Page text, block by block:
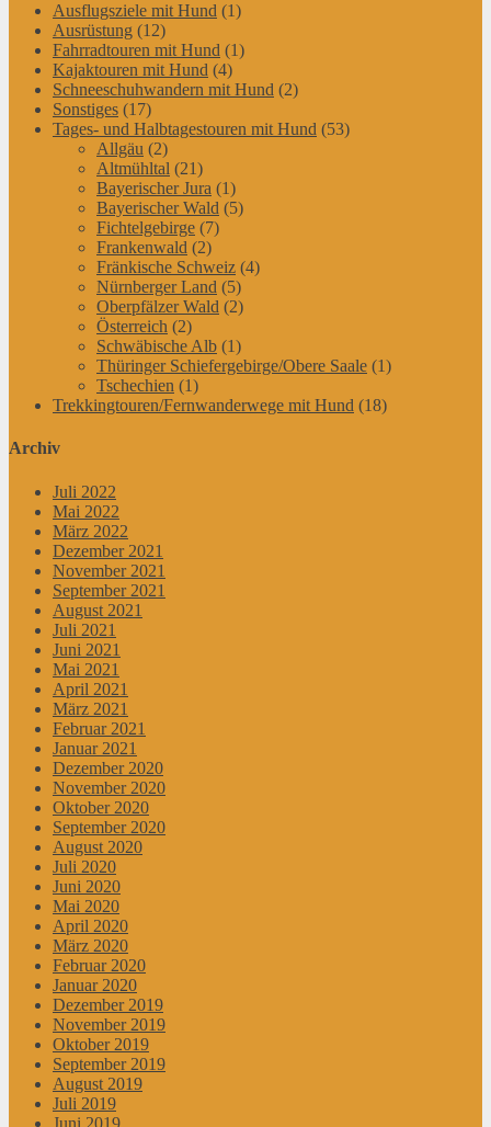
Ausflugsziele mit Hund (1)
Ausrüstung (12)
Fahrradtouren mit Hund (1)
Kajaktouren mit Hund (4)
Schneeschuhwandern mit Hund (2)
Sonstiges (17)
Tages- und Halbtagestouren mit Hund (53)
Allgäu (2)
Altmühltal (21)
Bayerischer Jura (1)
Bayerischer Wald (5)
Fichtelgebirge (7)
Frankenwald (2)
Fränkische Schweiz (4)
Nürnberger Land (5)
Oberpfälzer Wald (2)
Österreich (2)
Schwäbische Alb (1)
Thüringer Schiefergebirge/Obere Saale (1)
Tschechien (1)
Trekkingtouren/Fernwanderwege mit Hund (18)
Archiv
Juli 2022
Mai 2022
März 2022
Dezember 2021
November 2021
September 2021
August 2021
Juli 2021
Juni 2021
Mai 2021
April 2021
März 2021
Februar 2021
Januar 2021
Dezember 2020
November 2020
Oktober 2020
September 2020
August 2020
Juli 2020
Juni 2020
Mai 2020
April 2020
März 2020
Februar 2020
Januar 2020
Dezember 2019
November 2019
Oktober 2019
September 2019
August 2019
Juli 2019
Juni 2019